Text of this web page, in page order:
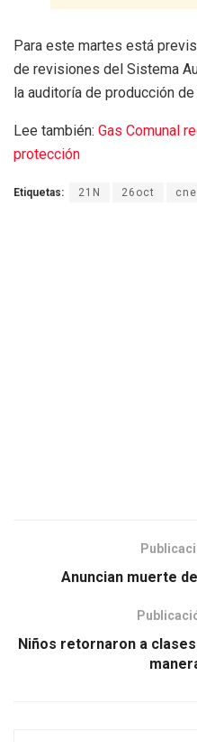
Para este martes está
de revisiones del Sistema
la auditoría de producción
Lee también: Gas Comunal
protección
Etiquetas: 21N 26oct cne
Anuncian muerte
Niños retornaron a